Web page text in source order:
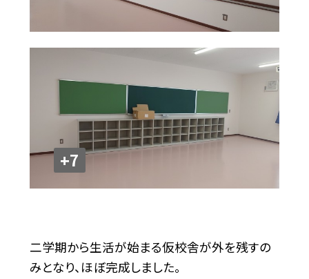
+7
二学期から生活が始まる仮校舎が外を残すの
みとなり、ほぼ完成しました。